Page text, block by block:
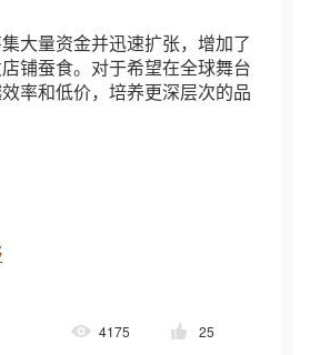
大量资金并迅速扩张，增加了
铺蚕食。对于希望在全球舞台
率和低价，培养更深层次的品
4175 25